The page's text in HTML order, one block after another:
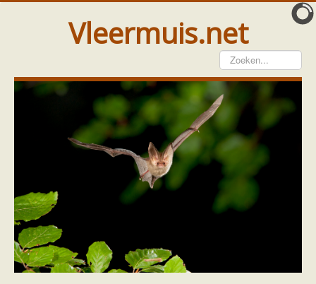
Vleermuis.net
Vleermuis gezien
Waarneming doorgeven
Wat doen wij met meldingen
Telinstructie
Waarnemingen doorgeven elders
Hulp
Vleermuis gevonden
Vanginstructie
Hulp per email
Hulp per provincie
Drenthe
Home Hulp Hulp per provincie
Footer
Over ons